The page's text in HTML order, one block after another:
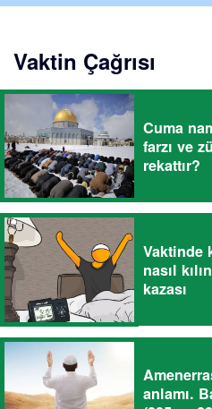
Vaktin Çağrısı
Cuma
farzı ve
rekattır?
Vaktinde
nasıl
kazası
anlamı.